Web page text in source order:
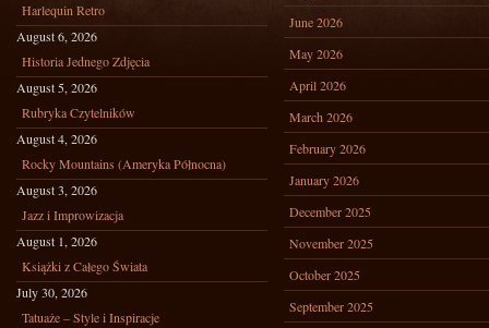
Harlequin Retro
August 6, 2026
Historia Jednego Zdjęcia
August 5, 2026
Rubryka Czytelników
August 4, 2026
Rocky Mountains (Ameryka Północna)
August 3, 2026
Jazz i Improwizacja
August 1, 2026
Książki z Całego Świata
July 30, 2026
Tatuaże – Style i Inspiracje
June 2026
May 2026
April 2026
March 2026
February 2026
January 2026
December 2025
November 2025
October 2025
September 2025